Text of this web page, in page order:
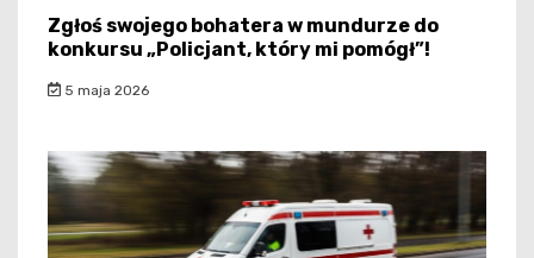
Zgłoś swojego bohatera w mundurze do
konkursu „Policjant, który mi pomógł”!
5 maja 2026